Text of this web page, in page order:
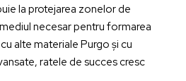
la protejarea zonelor de
necesar pentru formarea
alte materiale Purgo și cu
ratele de succes cresc